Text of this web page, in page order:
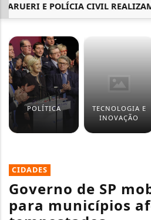
E POLÍCIA CIVIL REALIZAM
POLÍTICA
TECNOLOGIA E
INOVAÇÃO
CIDADES
Governo de SP
para municípios